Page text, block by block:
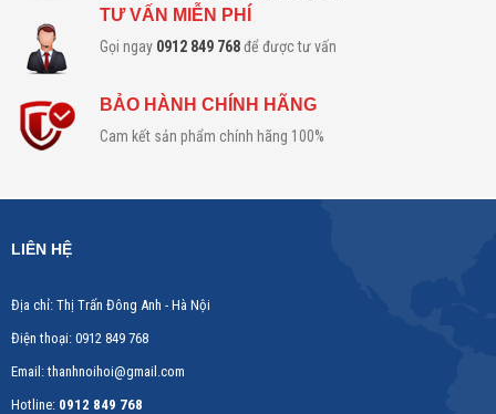
TƯ VẤN MIỄN PHÍ
Gọi ngay 0912 849 768để được tư vấn
BẢO HÀNH CHÍNH HÃNG
Cam kết sản phẩm chính hãng 100%
LIÊN HỆ
Địa chỉ: Thị Trấn Đông Anh - Hà Nội
Điện thoại: 0912 849 768
Email: thanhnoihoi@gmail.com
Hotline: 0912 849 768​​